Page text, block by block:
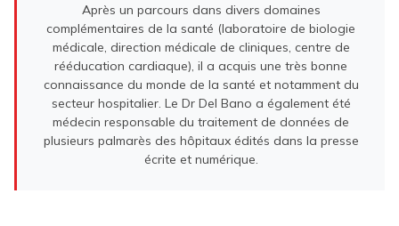
Après un parcours dans divers domaines
complémentaires de la santé (laboratoire de biologie
médicale, direction médicale de cliniques, centre de
rééducation cardiaque), il a acquis une très bonne
connaissance du monde de la santé et notamment du
secteur hospitalier. Le Dr Del Bano a également été
médecin responsable du traitement de données de
plusieurs palmarès des hôpitaux édités dans la presse
écrite et numérique.